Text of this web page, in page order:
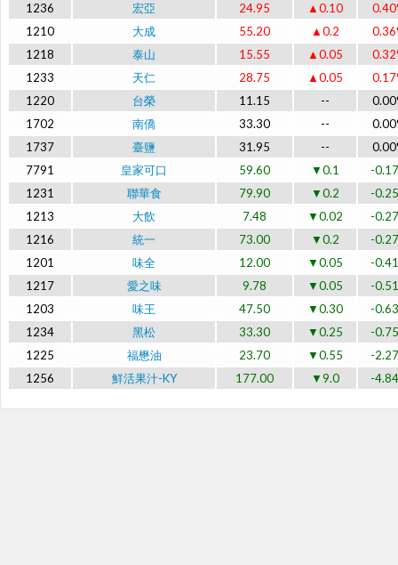
1236
宏亞 24.95 ▲0.10
1210
大成 55.20 ▲0.2
1218
泰山 15.55 ▲0.05
1233
天仁 28.75 ▲0.05
1220
台榮 11.15 --
1702
南僑 33.30 --
1737
臺鹽 31.95 --
7791
皇家可口 59.60 ▼0.1
-
1231
聯華食 79.90 ▼0.2
-
1213
大飲 7.48 ▼0.02
-
1216
統一 73.00 ▼0.2
-
1201
味全 12.00 ▼0.05
-
1217
愛之味 9.78 ▼0.05
-
1203
味王 47.50 ▼0.30
-
1234
黑松 33.30 ▼0.25
-
1225
福懋油 23.70 ▼0.55
-
1256
鮮活果汁-KY 177.00 ▼9.0 -